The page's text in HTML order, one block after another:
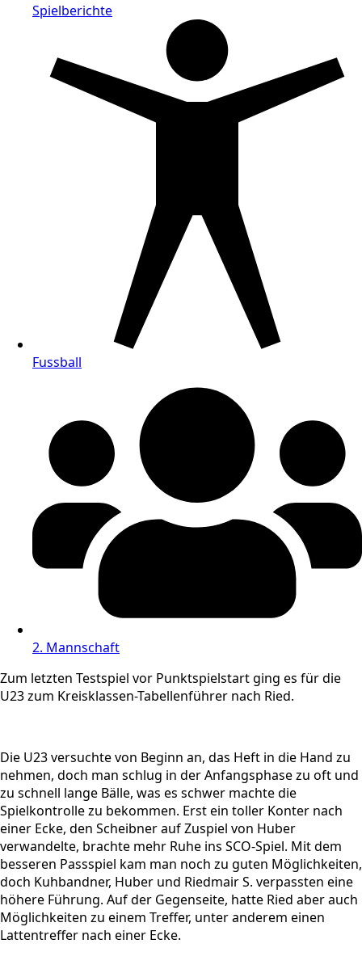
Spielberichte
Fussball
2. Mannschaft
Zum letzten Testspiel vor Punktspielstart ging es für die
U23 zum Kreisklassen-Tabellenführer nach Ried.
Die U23 versuchte von Beginn an, das Heft in die Hand zu
nehmen, doch man schlug in der Anfangsphase zu oft und
zu schnell lange Bälle, was es schwer machte die
Spielkontrolle zu bekommen. Erst ein toller Konter nach
einer Ecke, den Scheibner auf Zuspiel von Huber
verwandelte, brachte mehr Ruhe ins SCO-Spiel. Mit dem
besseren Passspiel kam man noch zu guten Möglichkeiten,
doch Kuhbandner, Huber und Riedmair S. verpassten eine
höhere Führung. Auf der Gegenseite, hatte Ried aber auch
Möglichkeiten zu einem Treffer, unter anderem einen
Lattentreffer nach einer Ecke.